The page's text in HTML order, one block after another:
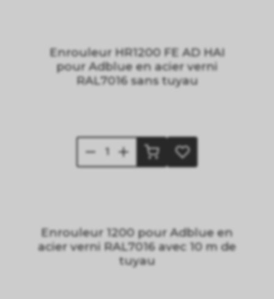
Enrouleur HR1200 FE AD HAI
pour Adblue en acier verni
RAL7016 sans tuyau
Enrouleur 1200 pour Adblue en
acier verni RAL7016 avec 10 m de
tuyau